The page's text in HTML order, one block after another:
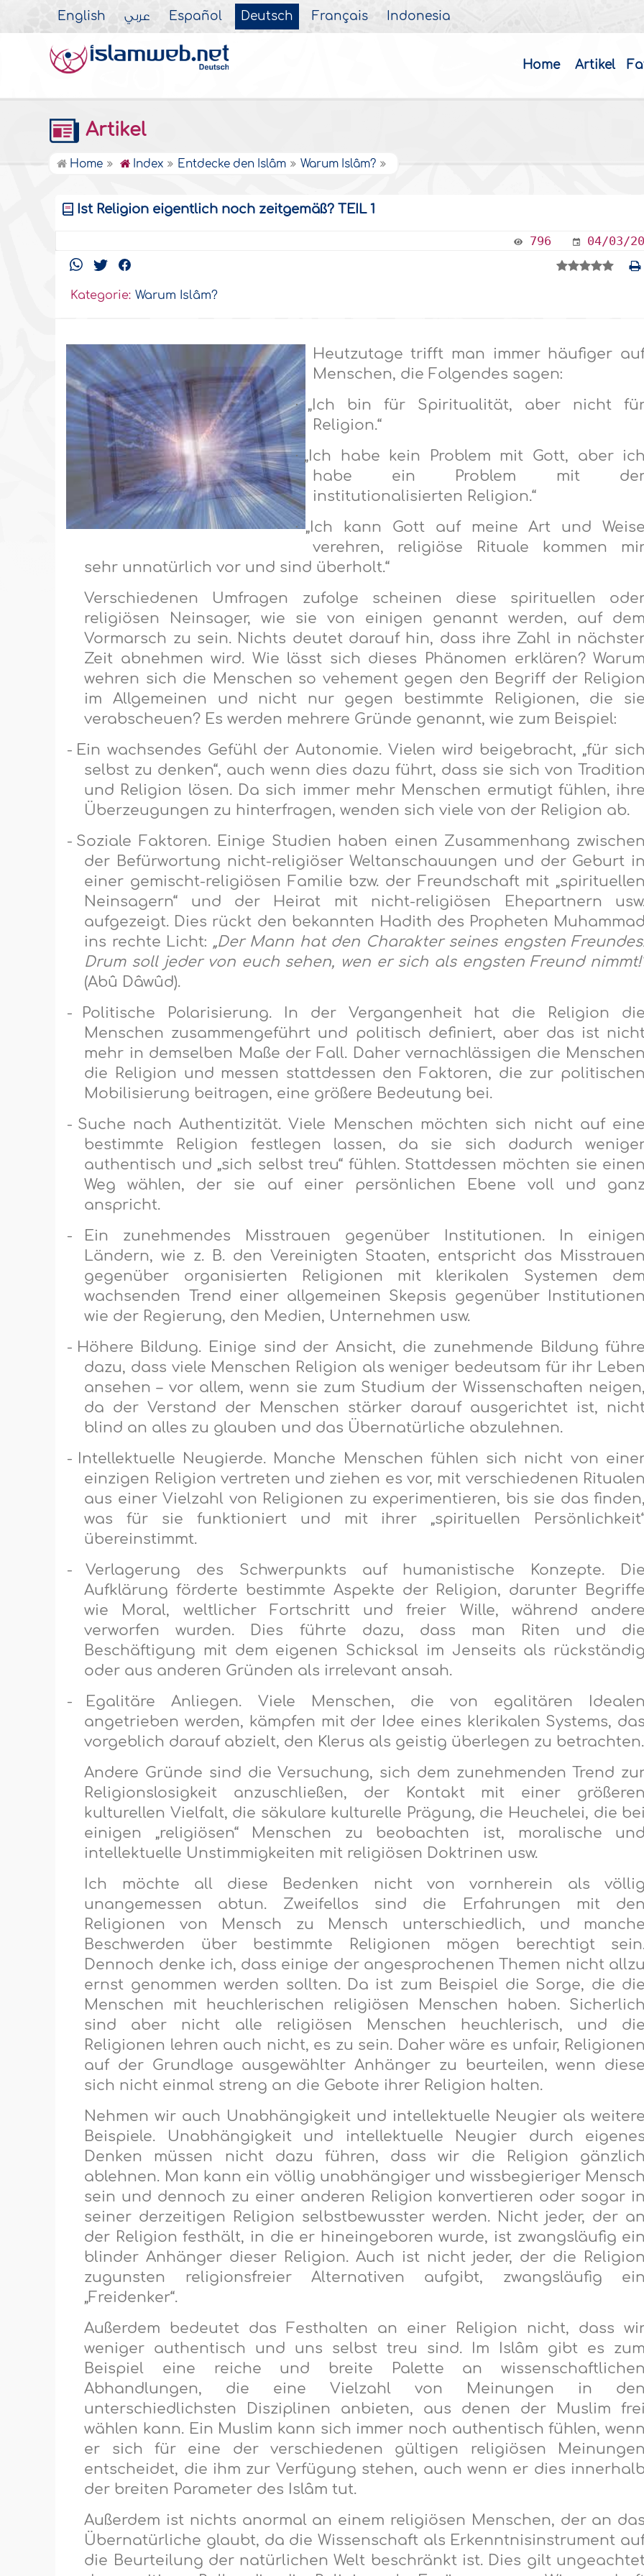
English عربي Español Deutsch Français Indonesia
Home Artikel
Artikel
Home Index Entdecke den Islâm Warum Islâm?
Ist Religion eigentlich noch zeitgemäß? TEIL 1
796 04/03/
Kategorie: Warum Islâm?
Heutzutage trifft man immer häufiger
Menschen, die Folgendes sagen:
·
„Ich bin für Spiritualität, aber nicht
Religion.“
· „Ich habe kein Problem mit Gott, aber ich
habe ein Problem mit
institutionalisierten Religion.“
· „Ich kann Gott auf meine Art und Weise
verehren, religiöse Rituale kommen
sehr unnatürlich vor und sind überholt.“
Verschiedenen Umfragen zufolge scheinen diese spirituellen
religiösen Neinsager, wie sie von einigen genannt werden, auf dem
Vormarsch zu sein. Nichts deutet darauf hin, dass ihre Zahl in
Zeit abnehmen wird. Wie lässt sich dieses Phänomen erklären? Warum
wehren sich die Menschen so vehement gegen den Begriff der Religion
im Allgemeinen und nicht nur gegen bestimmte Religionen, die sie
verabscheuen? Es werden mehrere Gründe genannt, wie zum Beispiel:
- Ein wachsendes Gefühl der Autonomie. Vielen wird beigebracht, „für sich
selbst zu denken“, auch wenn dies dazu führt, dass sie sich von Tradition
und Religion lösen. Da sich immer mehr Menschen ermutigt fühlen, ihre
Überzeugungen zu hinterfragen, wenden sich viele von der Religion ab.
- Soziale Faktoren. Einige Studien haben einen Zusammenhang zwischen
der Befürwortung nicht-religiöser Weltanschauungen und der Geburt in
einer gemischt-religiösen Familie bzw. der Freundschaft mit „spirituellen
Neinsagern“ und der Heirat mit nicht-religiösen Ehepartnern
aufgezeigt. Dies rückt den bekannten Hadith des Propheten Muhammad
ins rechte Licht: „Der Mann hat den Charakter seines engsten
Drum soll jeder von euch sehen, wen er sich als engsten Freund
(Abû Dâwûd).
-
Politische Polarisierung. In der Vergangenheit hat die Religion die
Menschen zusammengeführt und politisch definiert, aber das ist
mehr in demselben Maße der Fall. Daher vernachlässigen die Menschen
die Religion und messen stattdessen den Faktoren, die zur politischen
Mobilisierung beitragen, eine größere Bedeutung bei.
- Suche nach Authentizität. Viele Menschen möchten sich nicht auf eine
bestimmte Religion festlegen lassen, da sie sich dadurch
authentisch und „sich selbst treu“ fühlen. Stattdessen möchten sie einen
Weg wählen, der sie auf einer persönlichen Ebene voll und
anspricht.
-
Ein zunehmendes Misstrauen gegenüber Institutionen. In einigen
Ländern, wie z. B. den Vereinigten Staaten, entspricht das Misstrauen
gegenüber organisierten Religionen mit klerikalen Systemen dem
wachsenden Trend einer allgemeinen Skepsis gegenüber Institutionen
wie der Regierung, den Medien, Unternehmen usw.
- Höhere Bildung. Einige sind der Ansicht, die zunehmende Bildung führe
dazu, dass viele Menschen Religion als weniger bedeutsam für ihr Leben
ansehen – vor allem, wenn sie zum Studium der Wissenschaften neigen,
da der Verstand der Menschen stärker darauf ausgerichtet ist,
blind an alles zu glauben und das Übernatürliche abzulehnen.
- Intellektuelle Neugierde. Manche Menschen fühlen sich nicht von
einzigen Religion vertreten und ziehen es vor, mit verschiedenen Ritualen
aus einer Vielzahl von Religionen zu experimentieren, bis sie das finden,
was für sie funktioniert und mit ihrer „spirituellen
übereinstimmt.
-
Verlagerung des Schwerpunkts auf humanistische Konzepte. Die
Aufklärung förderte bestimmte Aspekte der Religion, darunter Begriffe
wie Moral, weltlicher Fortschritt und freier Wille, während andere
verworfen wurden. Dies führte dazu, dass man Riten und die
Beschäftigung mit dem eigenen Schicksal im Jenseits als rückständig
oder aus anderen Gründen als irrelevant ansah.
-
Egalitäre Anliegen. Viele Menschen, die von egalitären Idealen
angetrieben werden, kämpfen mit der Idee eines klerikalen Systems, das
vorgeblich darauf abzielt, den Klerus als geistig überlegen zu betrachten.
Andere Gründe sind die Versuchung, sich dem zunehmenden Trend
Religionslosigkeit anzuschließen, der Kontakt mit einer größeren
kulturellen Vielfalt, die säkulare kulturelle Prägung, die Heuchelei, die bei
einigen „religiösen“ Menschen zu beobachten ist, moralische und
intellektuelle Unstimmigkeiten mit religiösen Doktrinen usw.
Ich möchte all diese Bedenken nicht von vornherein als völlig
unangemessen abtun. Zweifellos sind die Erfahrungen mit den
Religionen von Mensch zu Mensch unterschiedlich, und manche
Beschwerden über bestimmte Religionen mögen berechtigt
Dennoch denke ich, dass einige der angesprochenen Themen nicht allzu
ernst genommen werden sollten. Da ist zum Beispiel die Sorge, die die
Menschen mit heuchlerischen religiösen Menschen haben. Sicherlich
sind aber nicht alle religiösen Menschen heuchlerisch, und die
Religionen lehren auch nicht, es zu sein. Daher wäre es unfair, Religionen
auf der Grundlage ausgewählter Anhänger zu beurteilen, wenn diese
sich nicht einmal streng an die Gebote ihrer Religion halten.
Nehmen wir auch Unabhängigkeit und intellektuelle Neugier als weitere
Beispiele. Unabhängigkeit und intellektuelle Neugier durch eigenes
Denken müssen nicht dazu führen, dass wir die Religion gänzlich
ablehnen. Man kann ein völlig unabhängiger und wissbegieriger Mensch
sein und dennoch zu einer anderen Religion konvertieren oder sogar in
seiner derzeitigen Religion selbstbewusster werden. Nicht jeder, der an
der Religion festhält, in die er hineingeboren wurde, ist zwangsläufig ein
blinder Anhänger dieser Religion. Auch ist nicht jeder, der die Religion
zugunsten religionsfreier Alternativen aufgibt, zwangsläufig ein
„Freidenker“.
Außerdem bedeutet das Festhalten an einer Religion nicht, dass
weniger authentisch und uns selbst treu sind. Im Islâm gibt es zum
Beispiel eine reiche und breite Palette an wissenschaftlichen
Abhandlungen, die eine Vielzahl von Meinungen in den
unterschiedlichsten Disziplinen anbieten, aus denen der Muslim frei
wählen kann. Ein Muslim kann sich immer noch authentisch fühlen, wenn
er sich für eine der verschiedenen gültigen religiösen Meinungen
entscheidet, die ihm zur Verfügung stehen, auch wenn er dies innerhalb
der breiten Parameter des Islâm tut.
Außerdem ist nichts anormal an einem religiösen Menschen, der an das
Übernatürliche glaubt, da die Wissenschaft als Erkenntnisinstrument
die Beurteilung der natürlichen Welt beschränkt ist. Dies gilt